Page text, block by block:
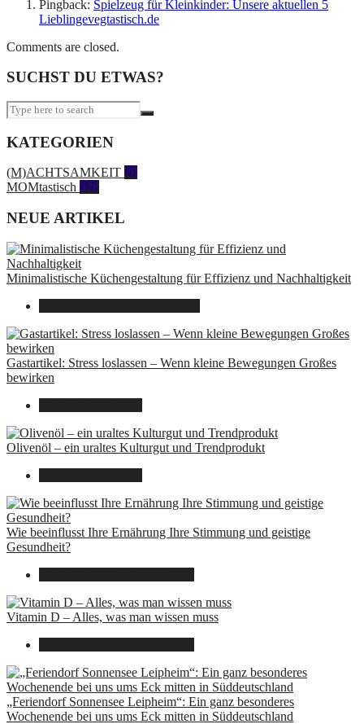
Pingback: Spielzeug für Kleinkinder: Unsere aktuellen 5
Lieblingevegtastisch.de
Comments are closed.
SUCHST DU ETWAS?
KATEGORIEN
(M)ACHTSAMKEIT 28
MOMtastisch 328
NEUE ARTIKEL
Minimalistische Küchengestaltung für Effizienz und Nachhaltigkeit
Gastartikel: Stress loslassen – Wenn kleine Bewegungen Großes
bewirken
Olivenöl – ein uraltes Kulturgut und Trendprodukt
Wie beeinflusst Ihre Ernährung Ihre Stimmung und geistige
Gesundheit?
Vitamin D – Alles, was man wissen muss
„Feriendorf Sonnensee Leipheim“: Ein ganz besonderes
Wochenende bei uns ums Eck mitten in Süddeutschland